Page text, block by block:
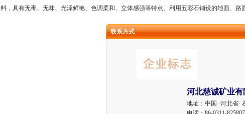
料，具有无毒、无味、光泽鲜艳、色调柔和、立体感强等特点。利用五彩石铺设的地面、路
联系方式
河北慈诚矿业有
地址： 中国 ·河北省·